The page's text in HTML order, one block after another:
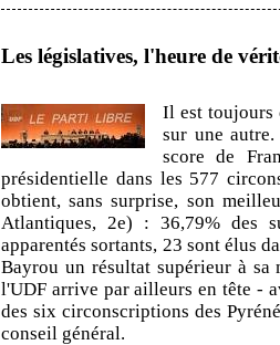
Les législatives, l'heure de
Il est toujours
sur une
score de
présidentielle dans les 577
obtient, sans surprise, son
Atlantiques, 2e) : 36,79% des
apparentés sortants, 23 sont élus
Bayrou un résultat supérieur à sa
l'UDF arrive par ailleurs en tête -
des six circonscriptions des
conseil général.